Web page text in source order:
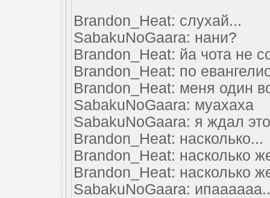
Brandon_Heat: слухай...
SabakuNoGaara: нани?
Brandon_Heat: йа чота не
Brandon_Heat: по
Brandon_Heat: меня один
SabakuNoGaara: муахаха
SabakuNoGaara: я ждал
Brandon_Heat: насколько...
Brandon_Heat: насколько
Brandon_Heat: насколько
SabakuNoGaara: